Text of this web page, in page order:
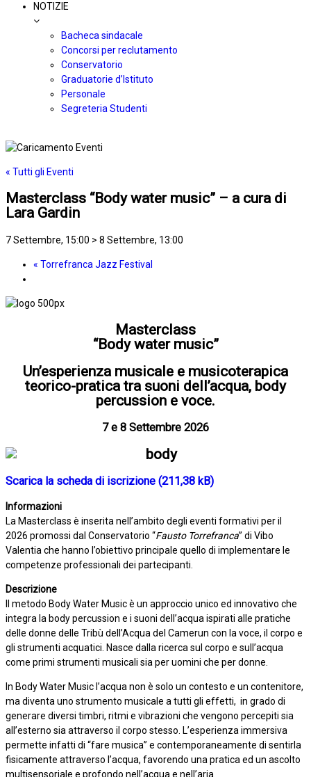
NOTIZIE
Bacheca sindacale
Concorsi per reclutamento
Conservatorio
Graduatorie d’Istituto
Personale
Segreteria Studenti
« Tutti gli Eventi
Masterclass “Body water music” – a cura di
Lara Gardin
7 Settembre, 15:00 > 8 Settembre, 13:00
« Torrefranca Jazz Festival
Masterclass
“Body water music”
Un’esperienza musicale e musicoterapica
teorico-pratica tra suoni dell’acqua, body
percussion e voce.
7 e 8 Settembre 2026
Scarica la scheda di iscrizione
Informazioni
La Masterclass è inserita nell’ambito degli eventi formativi per il
2026 promossi dal Conservatorio “Fausto Torrefranca” di Vibo
Valentia che hanno l’obiettivo principale quello di implementare le
competenze professionali dei partecipanti.
Descrizione
Il metodo Body Water Music è un approccio unico ed innovativo che
integra la body percussion e i suoni dell’acqua ispirati alle pratiche
delle donne delle Tribù dell’Acqua del Camerun con la voce, il corpo e
gli strumenti acquatici. Nasce dalla ricerca sul corpo e sull’acqua
come primi strumenti musicali sia per uomini che per donne.
In Body Water Music l’acqua non è solo un contesto e un contenitore,
ma diventa uno strumento musicale a tutti gli effetti, in grado di
generare diversi timbri, ritmi e vibrazioni che vengono percepiti sia
all’esterno sia attraverso il corpo stesso. L’esperienza immersiva
permette infatti di “fare musica” e contemporaneamente di sentirla
fisicamente attraverso l’acqua, favorendo una pratica ed un ascolto
multisensoriale e profondo nell’acqua e nell’aria.